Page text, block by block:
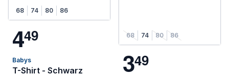
68 74 80 86
449
Babys
T-Shirt - Schwarz
68 74 80 86
349